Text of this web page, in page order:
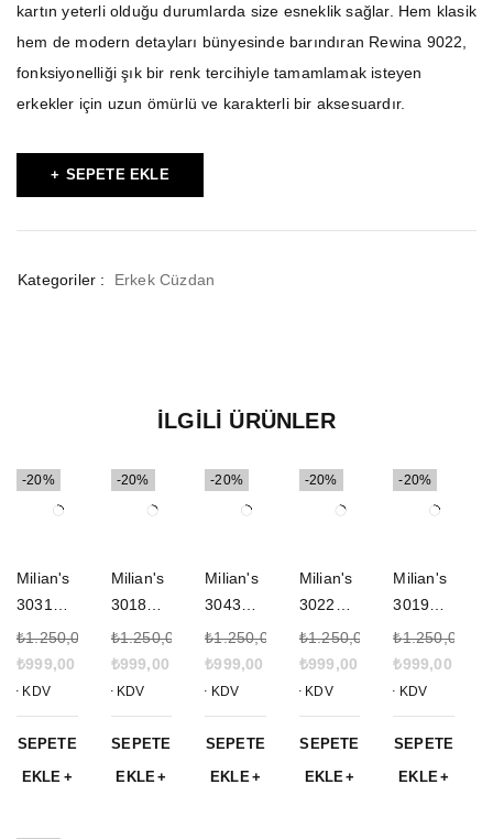
kartın yeterli olduğu durumlarda size esneklik sağlar. Hem klasik
hem de modern detayları bünyesinde barındıran Rewina 9022,
fonksiyonelliği şık bir renk tercihiyle tamamlamak isteyen
erkekler için uzun ömürlü ve karakterli bir aksesuardır.
SEPETE EKLE
Kategoriler : Erkek Cüzdan
İLGILI ÜRÜNLER
-20%
Milian's
3031
Deri
Erkek
Kahvere
Cüzdan
₺1.250,00
₺999,00
+ KDV
SEPETE
EKLE
-20%
Milian's
3018
Siyah
Erkek
Cüzdan
Mıknatıs
₺1.250,00
₺999,00
+ KDV
SEPETE
EKLE
-20%
Milian's
3043
Deri
Erkek
Koyu
ngi
₺1.250,00
₺999,00
+ KDV
SEPETE
EKLE
-20%
Milian's
3022
Erkek
Cüzdan
- Koyu
ngi
₺1.250,00
₺999,00
+ KDV
SEPETE
EKLE
-20%
Milian's
3019
Kahvere
ngi
Erkek
₺1.250,00
₺999,00
+ KDV
SEPETE
EKLE